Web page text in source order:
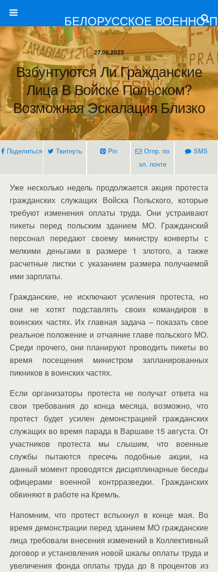
БЕЛОРУССКОЕ ВОЕННО-
27.06.2023
Взбунтуются Ли Гражданские
Лица В Войске Польском?
Возможная Эскалация Близко
Поделиться Твитнуть Pin
Отпр. по
эл. почте
SMS
Уже несколько недель продолжается акция протеста
гражданских служащих Войска Польского, которые
требуют изменения оплаты труда. Они устраивают
пикеты перед польским зданием МО. Гражданский
персонал передают своему министру конверты с
мелкими деньгами в размере 1 злотого, а также
расчетные листки с указанием размера получаемой
ими зарплаты.
Гражданские, не исключают усиления протеста, но
они не хотят подставлять своих командиров в
воинских частях. Их главная задача – показать свое
реальное положение и отчаяние главе польского МО.
Среди прочего, они планируют проводить пикеты во
время посещения министром запланированных
пикников в воинских частях.
Если организаторы протеста не получат ответа на
свои требования до конца месяца, возможно, что
протест будет усилен демонстрацией гражданских
служащих во время парада в Варшаве 15 августа. От
участников протеста мы слышим, что военные
службы пытаются пресечь подобные акции, на
данный момент проводятся дисциплинарные беседы
офицерами военной контрразведки. Гражданских
обвиняют в работе на Кремль.
Напомним, что протест вспыхнул в конце мая. Во
время демонстрации перед зданием МО гражданские
лица требовали внесения изменений в Коллективный
договор и установления новой шкалы оплаты труда и
увеличения фонда оплаты труда до 8 процентов из